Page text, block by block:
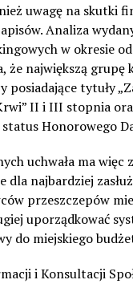
uwagę na skutki
Analiza
w okresie
że największą grupę
posiadające tytuły
II i III stopnia
Honorowego
uchwała ma więc
dla najbardziej
przeszczepów
uporządkować
do miejskiego
i Konsultacji